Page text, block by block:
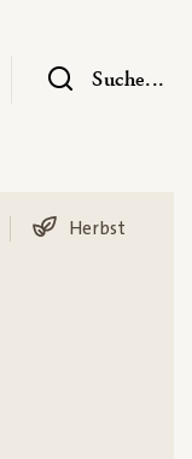
UntermenüSuche...
Herbst